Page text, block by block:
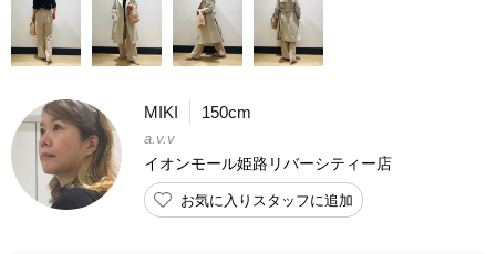
MIKI 150cm
a.v.v
イオンモール姫路リバーシティー店
お気に入りスタッフに追加